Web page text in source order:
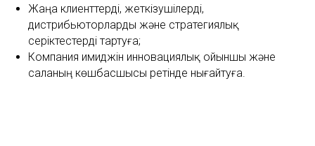
Жаңа клиенттерді, жеткізушілерді,
дистрибьюторларды және стратегиялық
серіктестерді тартуға;
Компания имиджін инновациялық ойыншы және
саланың көшбасшысы ретінде нығайтуға.